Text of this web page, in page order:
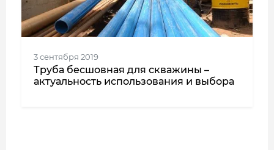
3 сентября 2019
Труба бесшовная для скважины –
актуальность использования и выбора